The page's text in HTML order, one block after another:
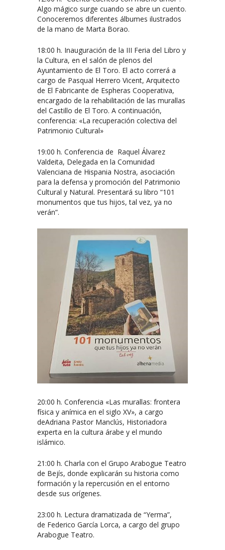
Algo mágico surge cuando se abre un cuento.
Conoceremos diferentes álbumes ilustrados
de la mano de Marta Borao.
18:00 h. Inauguración de la III Feria del Libro y
la Cultura, en el salón de plenos del
Ayuntamiento de El Toro. El acto correrá a
cargo de Pasqual Herrero Vicent, Arquitecto
de El Fabricante de Espheras Cooperativa,
encargado de la rehabilitación de las murallas
del Castillo de El Toro. A continuación,
conferencia: «La recuperación colectiva del
Patrimonio Cultural»
19:00 h. Conferencia de Raquel Álvarez
Valdeita, Delegada en la Comunidad
Valenciana de Hispania Nostra, asociación
para la defensa y promoción del Patrimonio
Cultural y Natural. Presentará su libro “101
monumentos que tus hijos, tal vez, ya no
verán”.
20:00 h. Conferencia «Las murallas: frontera
física y anímica en el siglo XV», a cargo
deAdriana Pastor Manclús, Historiadora
experta en la cultura árabe y el mundo
islámico.
21:00 h. Charla con el Grupo Arabogue Teatro
de Bejís, donde explicarán su historia como
formación y la repercusión en el entorno
desde sus orígenes.
23:00 h. Lectura dramatizada de “Yerma”,
de Federico García Lorca, a cargo del grupo
Arabogue Teatro.